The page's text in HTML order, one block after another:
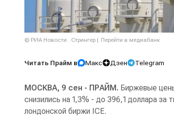
© РИА Новости . Стрингер Перейти в медиабанк
Читать Прайм в Макс Дзен Telegram
МОСКВА, 9 сен - ПРАЙМ. Биржевые
снизились на 1,3% - до 396,1 доллара за
лондонской биржи ICE.